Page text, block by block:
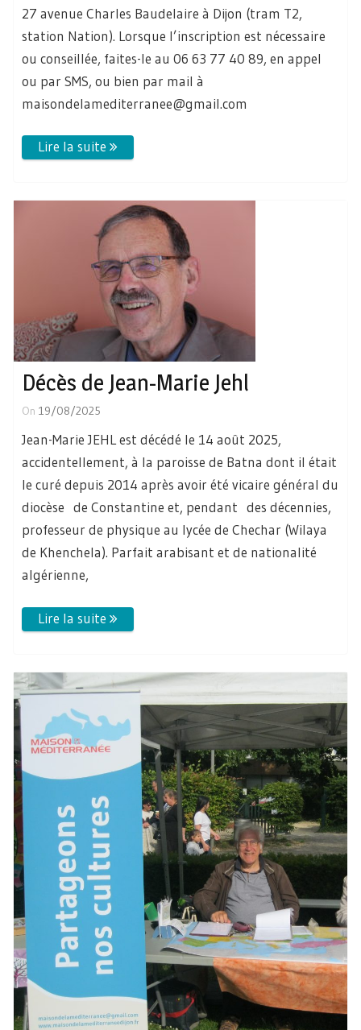
27 avenue Charles Baudelaire à Dijon (tram T2,
station Nation). Lorsque l’inscription est nécessaire
ou conseillée, faites-le au 06 63 77 40 89, en appel
ou par SMS, ou bien par mail à
maisondelamediterranee@gmail.com
Décès de Jean-Marie Jehl
On 19/08/2025
Jean-Marie JEHL est décédé le 14 août 2025,
accidentellement, à la paroisse de Batna dont il était
le curé depuis 2014 après avoir été vicaire général du
diocèse de Constantine et, pendant des décennies,
professeur de physique au lycée de Chechar (Wilaya
de Khenchela). Parfait arabisant et de nationalité
algérienne,